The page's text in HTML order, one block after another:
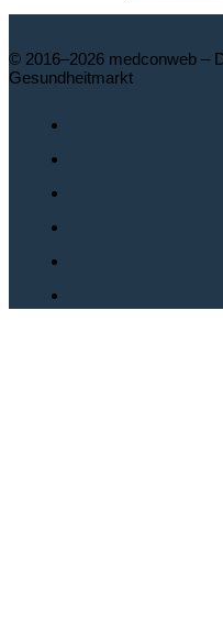
© 2016–2026 medconweb –
Gesundheitmarkt